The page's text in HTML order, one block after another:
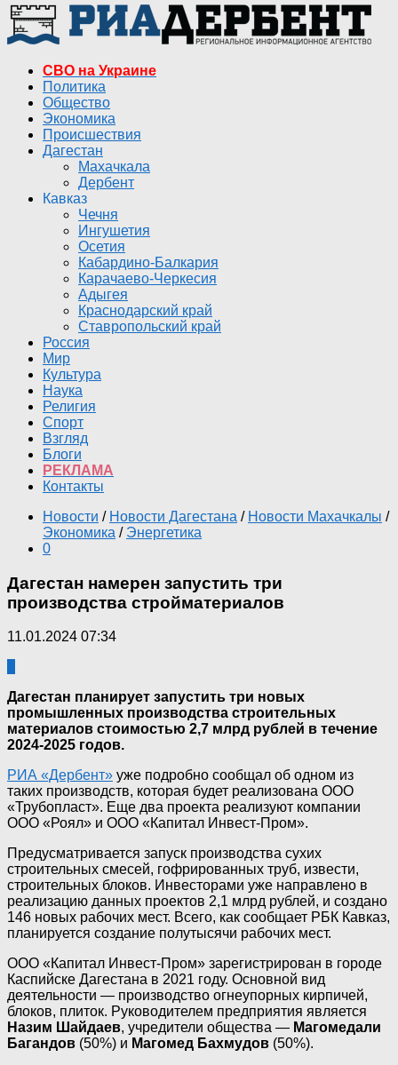
СВО на Украине
Политика
Общество
Экономика
Происшествия
Дагестан
Махачкала
Дербент
Кавказ
Чечня
Ингушетия
Осетия
Кабардино-Балкария
Карачаево-Черкесия
Адыгея
Краснодарский край
Ставропольский край
Россия
Мир
Культура
Наука
Религия
Спорт
Взгляд
Блоги
РЕКЛАМА
Контакты
Новости / Новости Дагестана / Новости Махачкалы /
Экономика / Энергетика
0
Дагестан намерен запустить три
производства стройматериалов
11.01.2024 07:34
Дагестан планирует запустить три новых
промышленных производства строительных
материалов стоимостью 2,7 млрд рублей в течение
2024-2025 годов.
РИА «Дербент» уже подробно сообщал об одном из
таких производств, которая будет реализована ООО
«Трубопласт». Еще два проекта реализуют компании
ООО «Роял» и ООО «Капитал Инвест-Пром».
Предусматривается запуск производства сухих
строительных смесей, гофрированных труб, извести,
строительных блоков. Инвесторами уже направлено в
реализацию данных проектов 2,1 млрд рублей, и создано
146 новых рабочих мест. Всего, как сообщает РБК Кавказ,
планируется создание полутысячи рабочих мест.
ООО «Капитал Инвест-Пром» зарегистрирован в городе
Каспийске Дагестана в 2021 году. Основной вид
деятельности — производство огнеупорных кирпичей,
блоков, плиток. Руководителем предприятия является
Назим Шайдаев, учредители общества — Магомедали
Багандов (50%) и Магомед Бахмудов (50%).